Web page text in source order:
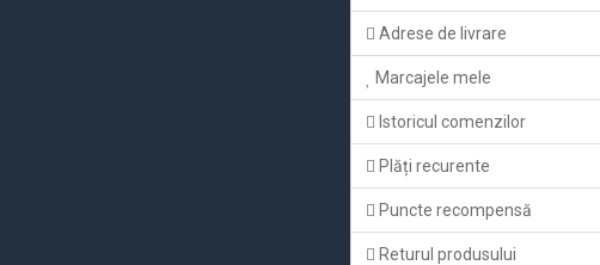
Adrese de livrare
Marcajele mele
Istoricul comenzilor
Plăți recurente
Puncte recompensă
Returul produsului